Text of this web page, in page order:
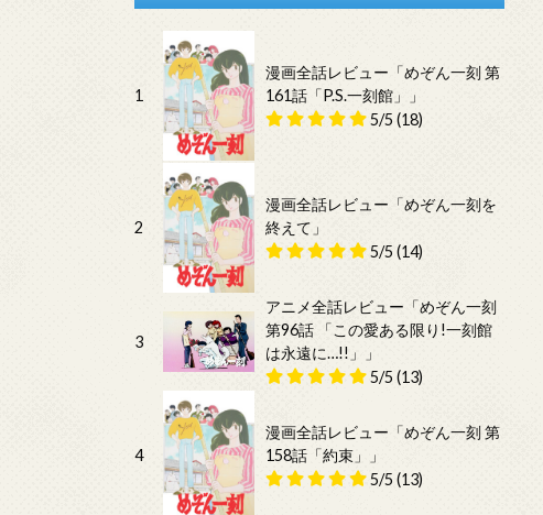
1
漫画全話レビュー「めぞん一刻 第
161話「P.S.一刻館」」
5/5 (18)
2
漫画全話レビュー「めぞん一刻を
終えて」
5/5 (14)
3
アニメ全話レビュー「めぞん一刻
第96話 「この愛ある限り!一刻館
は永遠に…!!」」
5/5 (13)
4
漫画全話レビュー「めぞん一刻 第
158話「約束」」
5/5 (13)